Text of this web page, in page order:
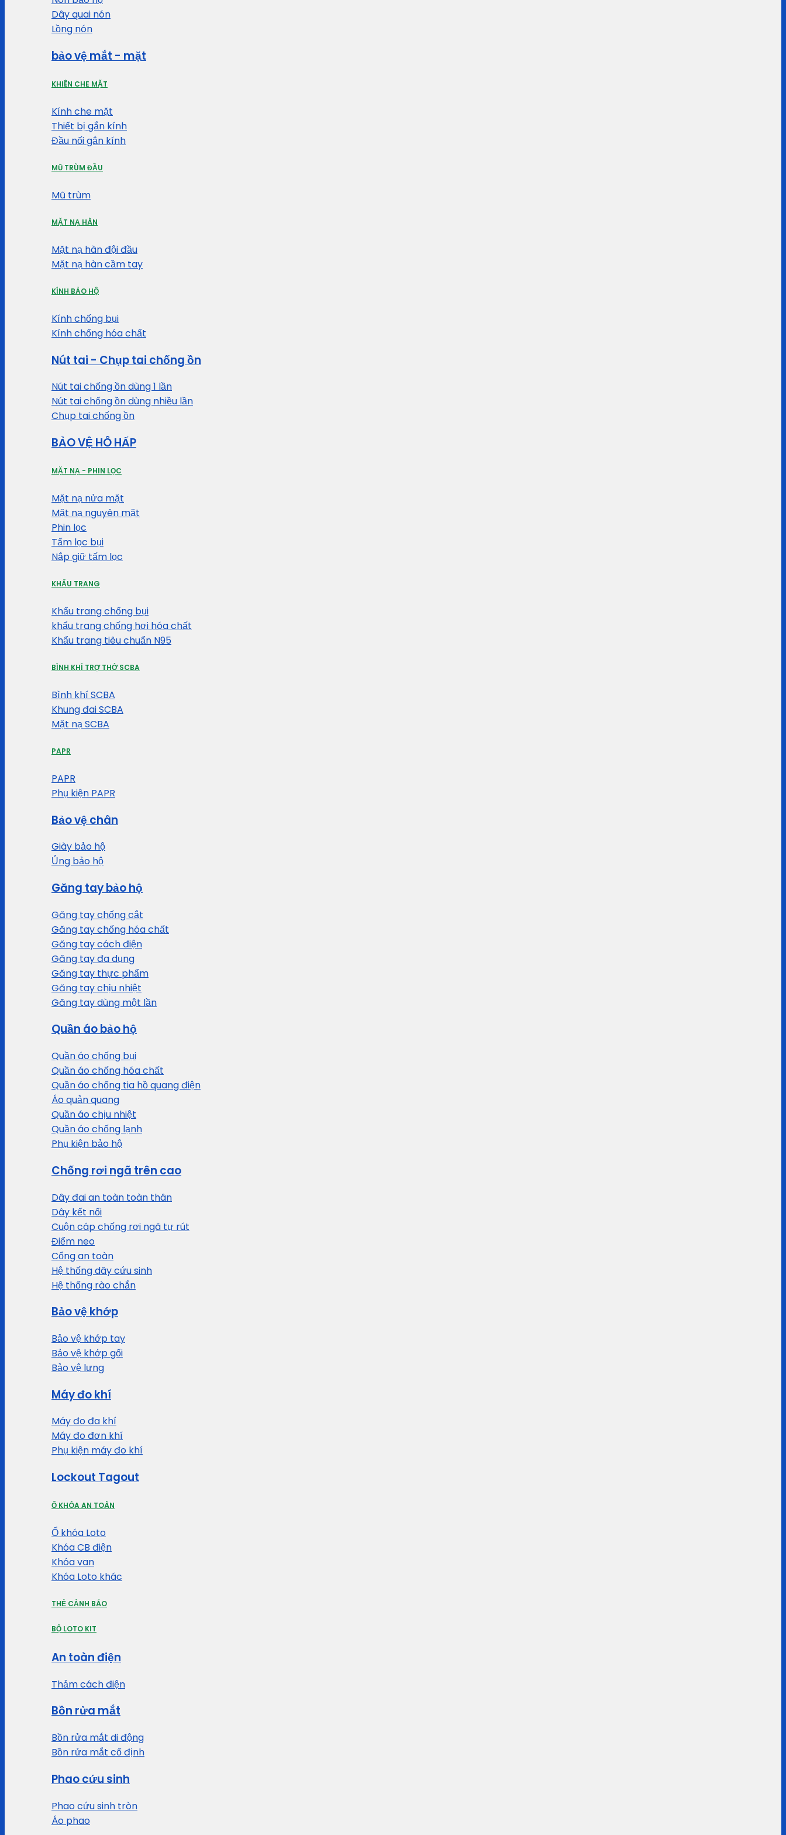
Dây quai nón
Lồng nón
bảo vệ mắt - mặt
KHIÊN CHE MẶT
Kính che mặt
Thiết bị gắn kính
Đầu nối gắn kính
MŨ TRÙM ĐẦU
Mũ trùm
MẶT NẠ HÀN
Mặt nạ hàn đội đầu
Mặt nạ hàn cầm tay
KÍNH BẢO HỘ
Kính chống bụi
Kính chống hóa chất
Nút tai - Chụp tai chống ồn
Nút tai chống ồn dùng 1 lần
Nút tai chống ồn dùng nhiều lần
Chụp tai chống ồn
BẢO VỆ HÔ HẤP
MẶT NẠ - PHIN LỌC
Mặt nạ nửa mặt
Mặt nạ nguyên mặt
Phin lọc
Tấm lọc bụi
Nắp giữ tấm lọc
KHẨU TRANG
Khẩu trang chống bụi
khẩu trang chống hơi hóa chất
Khẩu trang tiêu chuẩn N95
BÌNH KHÍ TRỢ THỞ SCBA
Bình khí SCBA
Khung đai SCBA
Mặt nạ SCBA
PAPR
PAPR
Phụ kiện PAPR
Bảo vệ chân
Giày bảo hộ
Ủng bảo hộ
Găng tay bảo hộ
Găng tay chống cắt
Găng tay chống hóa chất
Găng tay cách điện
Găng tay đa dụng
Găng tay thực phẩm
Găng tay chịu nhiệt
Găng tay dùng một lần
Quần áo bảo hộ
Quần áo chống bụi
Quần áo chống hóa chất
Quần áo chống tia hồ quang điện
Áo quản quang
Quần áo chịu nhiệt
Quần áo chống lạnh
Phụ kiện bảo hộ
Chống rơi ngã trên cao
Dây đai an toàn toàn thân
Dây kết nối
Cuộn cáp chống rơi ngã tự rút
Điểm neo
Cổng an toàn
Hệ thống dây cứu sinh
Hệ thống rào chắn
Bảo vệ khớp
Bảo vệ khớp tay
Bảo vệ khớp gối
Bảo vệ lưng
Máy đo khí
Máy đo đa khí
Máy đo đơn khí
Phụ kiện máy đo khí
Lockout Tagout
Ổ KHÓA AN TOÀN
Ổ khóa Loto
Khóa CB điện
Khóa van
Khóa Loto khác
THẺ CẢNH BÁO
BỘ LOTO KIT
An toàn điện
Thảm cách điện
Bồn rửa mắt
Bồn rửa mắt di động
Bồn rửa mắt cố định
Phao cứu sinh
Phao cứu sinh tròn
Áo phao